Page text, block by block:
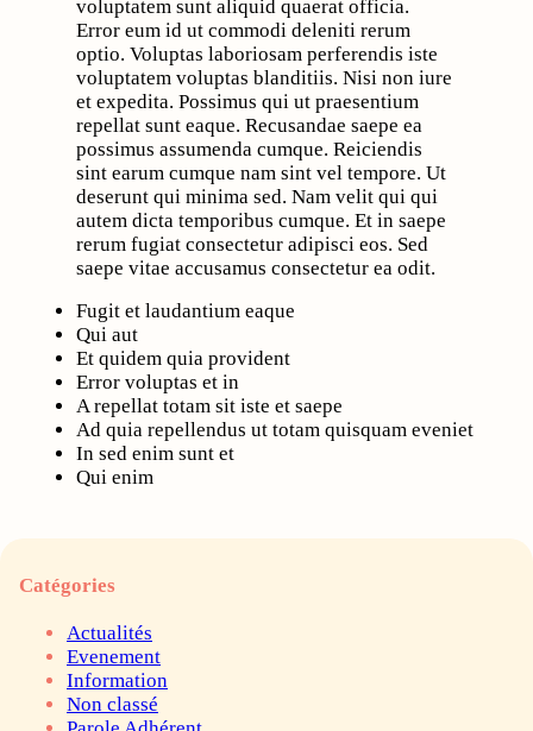
voluptatem sunt aliquid quaerat officia.
Error eum id ut commodi deleniti rerum
optio. Voluptas laboriosam perferendis iste
voluptatem voluptas blanditiis. Nisi non iure
et expedita. Possimus qui ut praesentium
repellat sunt eaque. Recusandae saepe ea
possimus assumenda cumque. Reiciendis
sint earum cumque nam sint vel tempore. Ut
deserunt qui minima sed. Nam velit qui qui
autem dicta temporibus cumque. Et in saepe
rerum fugiat consectetur adipisci eos. Sed
saepe vitae accusamus consectetur ea odit.
Fugit et laudantium eaque
Qui aut
Et quidem quia provident
Error voluptas et in
A repellat totam sit iste et saepe
Ad quia repellendus ut totam quisquam eveniet
In sed enim sunt et
Qui enim
Catégories
Actualités
Evenement
Information
Non classé